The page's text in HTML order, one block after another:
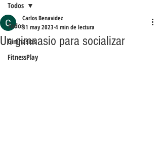
Todos
Gimnasios
FitnessPlay
Todos
Un gimnasio para socializar
Carlos Benavidez
31 may 2023 4 min de lectura